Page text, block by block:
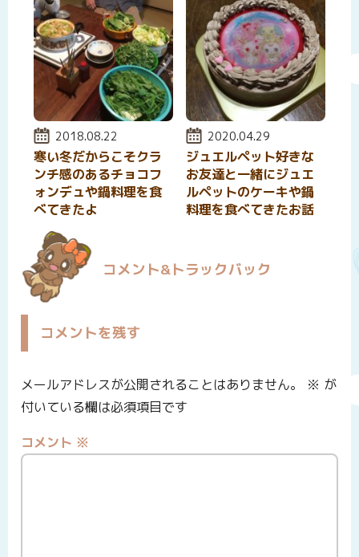
投稿日:
2018.08.22
寒い冬だからこそクラ
ンチ感のあるチョコフ
ォンデュや鍋料理を食
べてきたよ
投稿日:
2020.04.29
ジュエルペット好きな
お友達と一緒にジュエ
ルペットのケーキや鍋
料理を食べてきたお話
コメント&トラックバック
コメントを残す
メールアドレスが公開されることはありません。 ※ が
付いている欄は必須項目です
コメント ※